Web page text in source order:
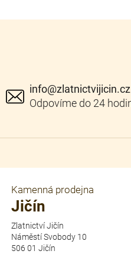
info@zlatnictvijicin.cz
Kamenná prodejna
Jičín
Zlatnictví Jičín
Náměstí Svobody 10
506 01 Jičín